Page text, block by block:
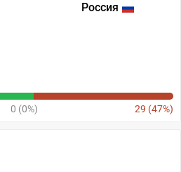
Россия
0 (0%) 29 (47%)